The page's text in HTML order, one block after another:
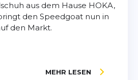
aus dem Hause HOKA,
den Speedgoat nun in
den Markt.
MEHR LESEN